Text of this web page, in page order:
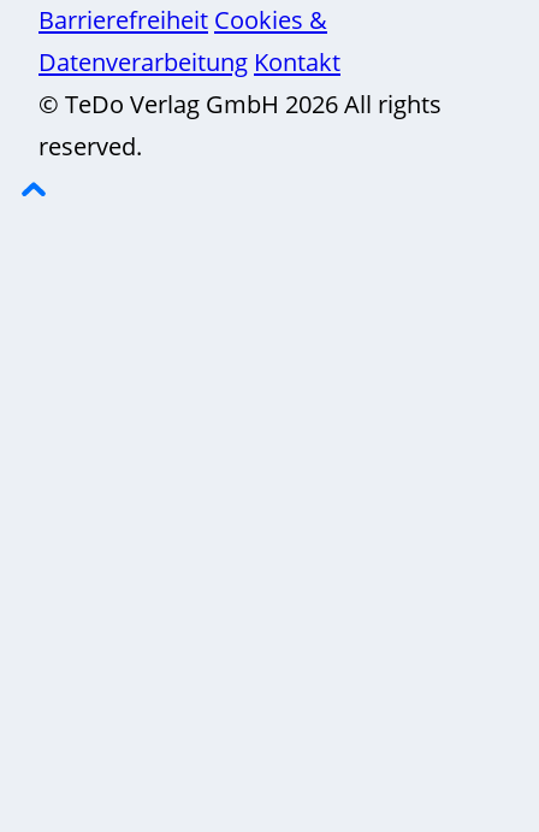
Barrierefreiheit Cookies &
Datenverarbeitung Kontakt
© TeDo Verlag GmbH 2026 All rights
reserved.